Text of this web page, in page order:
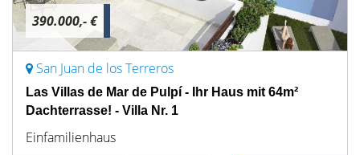
390.000,- €
San Juan de los Terreros
Las Villas de Mar de Pulpí - Ihr Haus mit 64m²
Dachterrasse! - Villa Nr. 1
Einfamilienhaus